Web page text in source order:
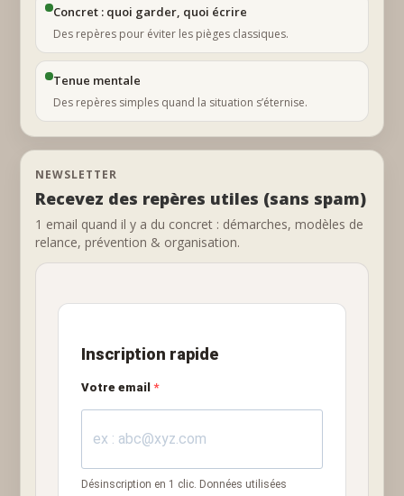
Concret : quoi garder, quoi écrire
Des repères pour éviter les pièges classiques.
Tenue mentale
Des repères simples quand la situation s’éternise.
NEWSLETTER
Recevez des repères utiles (sans spam)
1 email quand il y a du concret : démarches, modèles de
relance, prévention & organisation.
Inscription rapide
Votre email
Désinscription en 1 clic. Données utilisées